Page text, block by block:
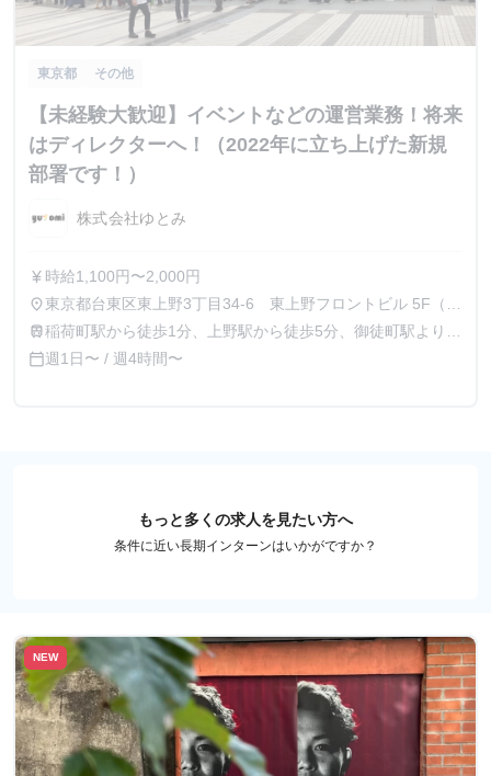
東京都 その他
【未経験大歓迎】イベントなどの運営業務！将来
はディレクターへ！（2022年に立ち上げた新規
部署です！）
株式会社ゆとみ
currency_yen 時給1,100円〜2,000円
place東京都台東区東上野3丁目34-6 東上野フロントビル 5F（イ
ベント現場勤務の場合は現地勤務となります）
train稲荷町駅から徒歩1分、上野駅から徒歩5分、御徒町駅より徒
歩7分
calendar_today週1日〜 / 週4時間〜
もっと多くの求人を見たい方へ
条件に近い長期インターンはいかがですか？
NEW